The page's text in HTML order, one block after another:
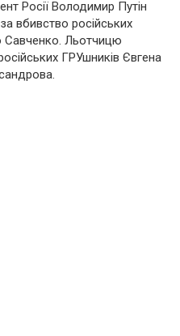
Росії Володимир Путін
вбивство російських
Савченко. Льотчицю
ГРУшників Євгена